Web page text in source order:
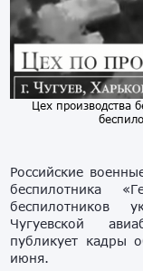
Цех производства
Российские
беспилотника
беспилотников
Чугуевской
публикует кадры
июня.